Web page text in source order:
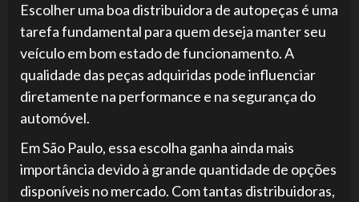
Escolher uma boa distribuidora de autopeças é uma
tarefa fundamental para quem deseja manter seu
veículo em bom estado de funcionamento. A
qualidade das peças adquiridas pode influenciar
diretamente na performance e na segurança do
automóvel.
Em São Paulo, essa escolha ganha ainda mais
importância devido à grande quantidade de opções
disponíveis no mercado. Com tantas distribuidoras,